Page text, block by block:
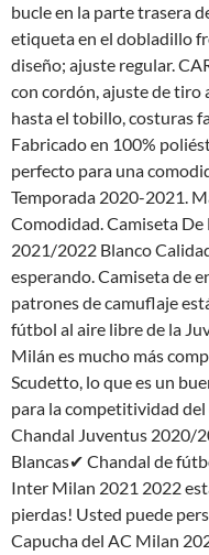
bucle en la parte trasera
etiqueta en el dobladillo
diseño; ajuste regular.
con cordón, ajuste de tiro
hasta el tobillo, costuras
Fabricado en 100%
perfecto para una
Temporada 2020-2021.
Comodidad. Camiseta
2021/2022 Blanco
esperando. Camiseta de
patrones de camuflaje
fútbol al aire libre de la
Milán es mucho más
Scudetto, lo que es un
para la competitividad
Chandal Juventus 2020/
Blancas✔ Chandal de
Inter Milan 2021 2022
pierdas! Usted puede
Capucha del AC Milan